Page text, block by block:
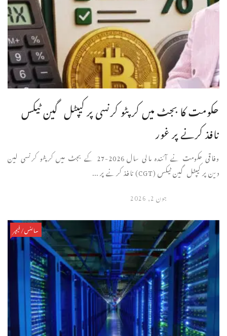
حکومت کا بجٹ میں کرپٹو کرنسی پر کیپٹل گین ٹیکس
نافذ کرنے پر غور
وفاقی حکومت نے آئندہ مالی سال 2026-27 کے بجٹ میں کرپٹو کرنسی لین
دین پر کیپٹل گین ٹیکس (CGT) نافذ کرنے پر ...
جون 2, 2026
سائنس/فیچر